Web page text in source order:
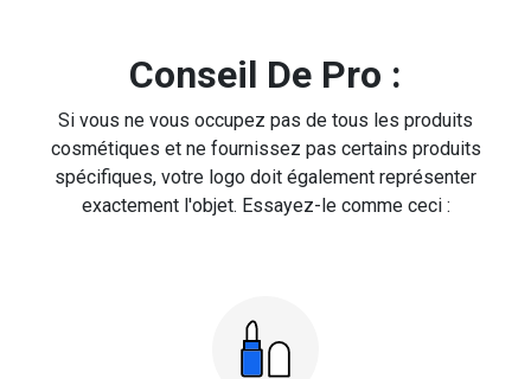
Conseil De Pro :
Si vous ne vous occupez pas de tous les produits
cosmétiques et ne fournissez pas certains produits
spécifiques, votre logo doit également représenter
exactement l'objet. Essayez-le comme ceci :